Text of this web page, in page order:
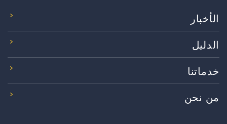
الأخبار
الدليل
خدماتنا
من نحن